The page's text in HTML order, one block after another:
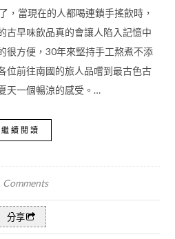
，當現在的人都喝連鎖手搖飲時，
古早味飲品真的會讓人陷入記憶中
很方便，30年來堅持手工熬煮不添
位前往南國的旅人品嚐到最古色古
天一個暢涼的感受。…
繼續閱讀
Comments
分享